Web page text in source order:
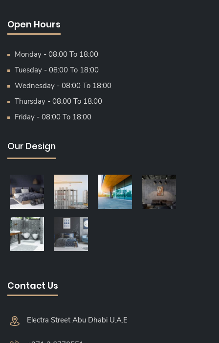
Open Hours
Monday - 08:00 To 18:00
Tuesday - 08:00 To 18:00
Wednesday - 08:00 To 18:00
Thursday - 08:00 To 18:00
Friday - 08:00 To 18:00
Our Design
Contact Us
Electra Street Abu Dhabi U.A.E